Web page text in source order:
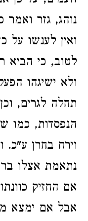
נוהג, גזר
ואין לענשו על
לטוב, כי הביא
ולא ישיגהו
תחלה לגרים,
הנפסדות,
וירח בחרן
נתאמת אצלו
אם החזיק
אבל אם ימצא